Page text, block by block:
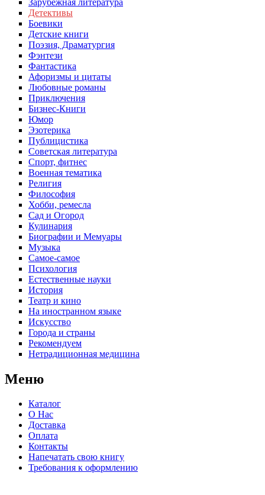
Детективы
Боевики
Детские книги
Поэзия, Драматургия
Фэнтези
Фантастика
Афоризмы и цитаты
Любовные романы
Приключения
Бизнес-Книги
Юмор
Эзотерика
Публицистика
Советская литература
Спорт, фитнес
Военная тематика
Религия
Философия
Хобби, ремесла
Сад и Огород
Кулинария
Биографии и Мемуары
Музыка
Самое-самое
Психология
Естественные науки
История
Театр и кино
На иностранном языке
Искусство
Города и страны
Рекомендуем
Нетрадиционная медицина
Меню
Каталог
О Нас
Доставка
Оплата
Контакты
Напечатать свою книгу
Требования к оформлению